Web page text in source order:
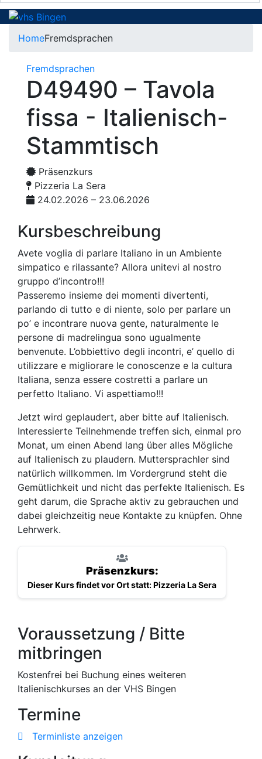
HomeFremdsprachen
Fremdsprachen
D49490 – Tavola
fissa - Italienisch-
Stammtisch
Präsenzkurs
Pizzeria La Sera
24.02.2026 – 23.06.2026
Kursbeschreibung
Avete voglia di parlare Italiano in un Ambiente
simpatico e rilassante? Allora unitevi al nostro
gruppo d’incontro!!!
Passeremo insieme dei momenti divertenti,
parlando di tutto e di niente, solo per parlare un
po’ e incontrare nuova gente, naturalmente le
persone di madrelingua sono ugualmente
benvenute. L’obbiettivo degli incontri, e’ quello di
utilizzare e migliorare le conoscenze e la cultura
Italiana, senza essere costretti a parlare un
perfetto Italiano. Vi aspettiamo!!!
Jetzt wird geplaudert, aber bitte auf Italienisch.
Interessierte Teilnehmende treffen sich, einmal pro
Monat, um einen Abend lang über alles Mögliche
auf Italienisch zu plaudern. Muttersprachler sind
natürlich willkommen. Im Vordergrund steht die
Gemütlichkeit und nicht das perfekte Italienisch. Es
geht darum, die Sprache aktiv zu gebrauchen und
dabei gleichzeitig neue Kontakte zu knüpfen. Ohne
Lehrwerk.
Präsenzkurs:
Dieser Kurs findet vor Ort statt: Pizzeria La Sera
Voraussetzung / Bitte
mitbringen
Kostenfrei bei Buchung eines weiteren
Italienischkurses an der VHS Bingen
Termine
Terminliste anzeigen